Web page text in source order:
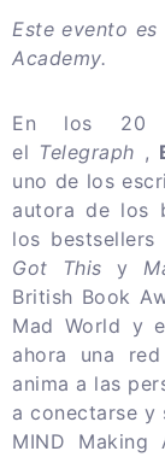
Este evento
Academy.
En los 20
el Telegraph ,
uno de los
autora de los
los
Got This y
British Book
Mad World y
ahora una
anima a las
a conectarse y
MIND